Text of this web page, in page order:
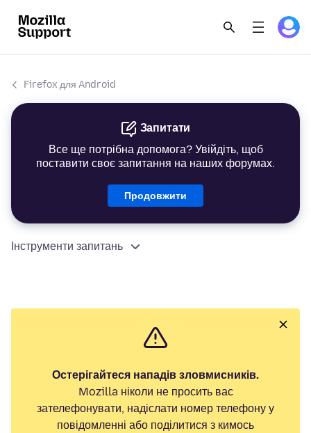
Firefox для Android
Запитати
Все ще потрібна допомога? Увійдіть, щоб
поставити своє запитання на наших форумах.
Продовжити
Інструменти запитань
Остерігайтеся нападів зловмисників.
Mozilla ніколи не просить вас
зателефонувати, надіслати номер телефону у
повідомленні або поділитися з кимось